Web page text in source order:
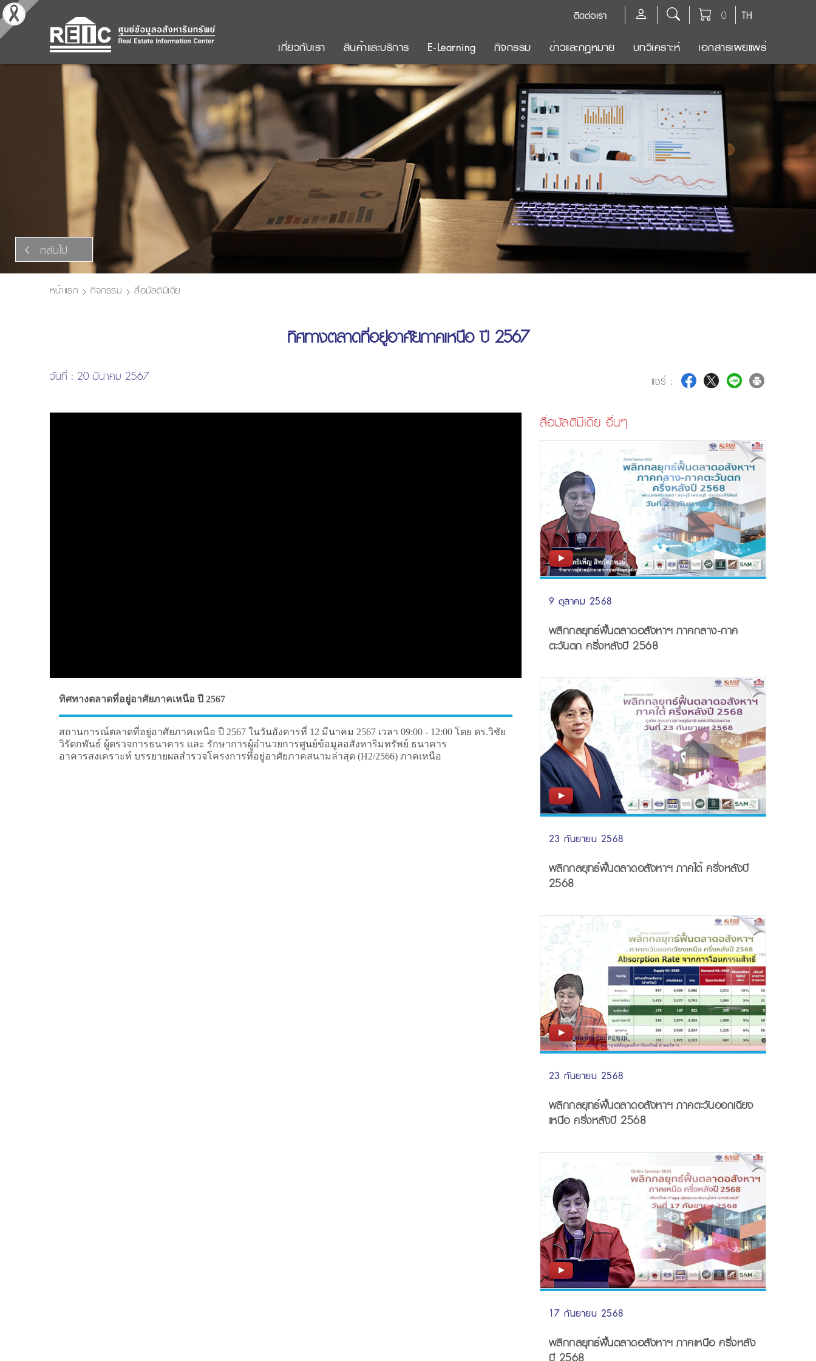
TH
0
ติดต่อเรา
เกี่ยวกับเรา สินค้าและบริการ E-Learning กิจกรรม ข่าวและกฎหมาย บทวิเคราะห์ เอกสารเผยแพร่
กลับไป
หน้าแรก กิจกรรม สื่อมัลติมีเดีย
ทิศทางตลาดที่อยู่อาศัยภาคเหนือ ปี 2567
วันที่ : 20 มีนาคม 2567 แชร์ :
ทิศทางตลาดที่อยู่อาศัยภาคเหนือ ปี 2567
สถานการณ์ตลาดที่อยู่อาศัยภาคเหนือ ปี 2567 ในวันอังคารที่ 12 มีนาคม 2567 เวลา 09:00 - 12:00 โดย ดร.วิชัย
วิรัตกพันธ์ ผู้ตรวจการธนาคาร เเละ รักษาการผู้อำนวยการศูนย์ข้อมูลอสังหาริมทรัพย์ ธนาคาร
อาคารสงเคราะห์ บรรยายผลสำรวจโครงการที่อยู่อาศัยภาคสนามล่าสุด (H2/2566) ภาคเหนือ
สื่อมัลติมีเดีย อื่นๆ
9 ตุลาคม 2568
พลิกกลยุทธ์ฟื้นตลาดอสังหาฯ ภาคกลาง-ภาค
ตะวันตก ครึ่งหลังปี 2568
23 กันยายน 2568
พลิกกลยุทธ์ฟื้นตลาดอสังหาฯ ภาคใต้ ครึ่งหลังปี
2568
23 กันยายน 2568
พลิกกลยุทธ์ฟื้นตลาดอสังหาฯ ภาคตะวันออกเฉียง
เหนือ ครึ่งหลังปี 2568
17 กันยายน 2568
พลิกกลยุทธ์ฟื้นตลาดอสังหาฯ ภาคเหนือ ครึ่งหลัง